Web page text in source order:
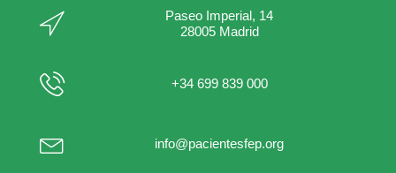
Paseo Imperial, 14
28005 Madrid
+34 699 839 000
info@pacientesfep.org